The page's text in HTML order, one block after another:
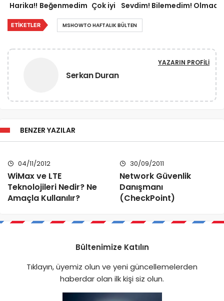
Harika!! Beğenmedim Çok iyi Sevdim! Bilemedim! Olmadı!
ETIKETLER MSHOWTO HAFTALIK BÜLTEN
Serkan Duran
YAZARIN PROFILI
BENZER YAZILAR
04/11/2012
WiMax ve LTE
Teknolojileri Nedir? Ne
Amaçla Kullanılır?
30/09/2011
Network Güvenlik
Danışmanı
(CheckPoint)
Bültenimize Katılın
Tıklayın, üyemiz olun ve yeni güncellemelerden
haberdar olan ilk kişi siz olun.